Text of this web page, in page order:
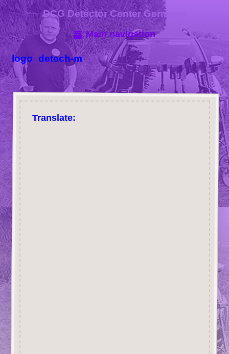
DCG Detector Center Germany
Main navigation
logo_detech-m
Translate: